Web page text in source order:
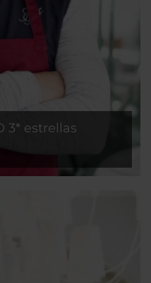
3* estrellas
en una cocina en